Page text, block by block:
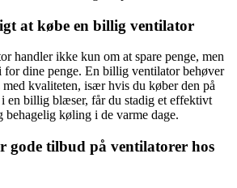
at købe en billig ventilator
handler ikke kun om at spare penge, men
for dine penge. En billig ventilator behøver
kvaliteten, især hvis du køber den på
en billig blæser, får du stadig et effektivt
køling i de varme dage.
gode tilbud på ventilatorer hos